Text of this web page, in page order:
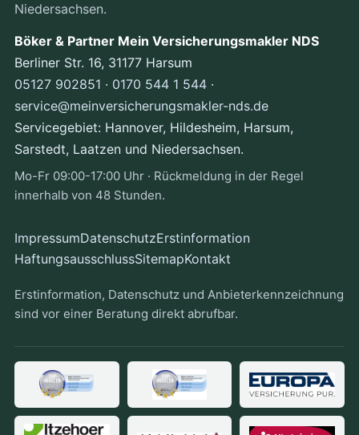
Niedersachsen.
Böker & Partner Mein Versicherungsmakler NDS
Berliner Str. 16, 31177 Harsum
05127 902851 · 0170 544 1 544 ·
service@meinversicherungsmakler-nds.de
Servicegebiet: Hannover, Hildesheim, Harsum,
Sarstedt, Laatzen und Niedersachsen.
Mo-Fr 09:00-17:00 Uhr · Rückmeldung in der Regel
innerhalb von 48 Stunden.
ImpressumDatenschutzErstinformation
HaftungsausschlussSitemapKontakt
Erstinformation, Datenschutz und Anbieterkennzeichnung
sind vor einer Beratung direkt abrufbar.